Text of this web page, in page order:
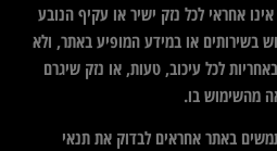
אחראי לכל נזק ישיר או עקיף הנובע
בשירותים או במידע המופיע באתר, ולא
לכל עיכוב, טעות, או נזק שיגרם
מהשימוש בו.
באתר אחראים לבדוק את תנאי